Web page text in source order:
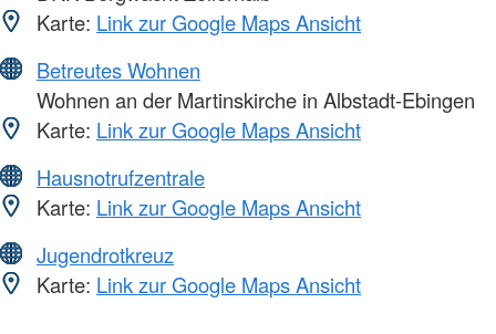
Karte: Link zur Google Maps Ansicht
Betreutes Wohnen
Wohnen an der Martinskirche in Albstadt-Ebingen
Karte: Link zur Google Maps Ansicht
Hausnotrufzentrale
Karte: Link zur Google Maps Ansicht
Jugendrotkreuz
Karte: Link zur Google Maps Ansicht